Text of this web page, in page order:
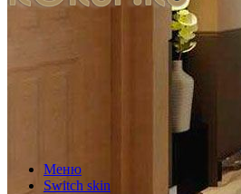
Меню
Switch skin